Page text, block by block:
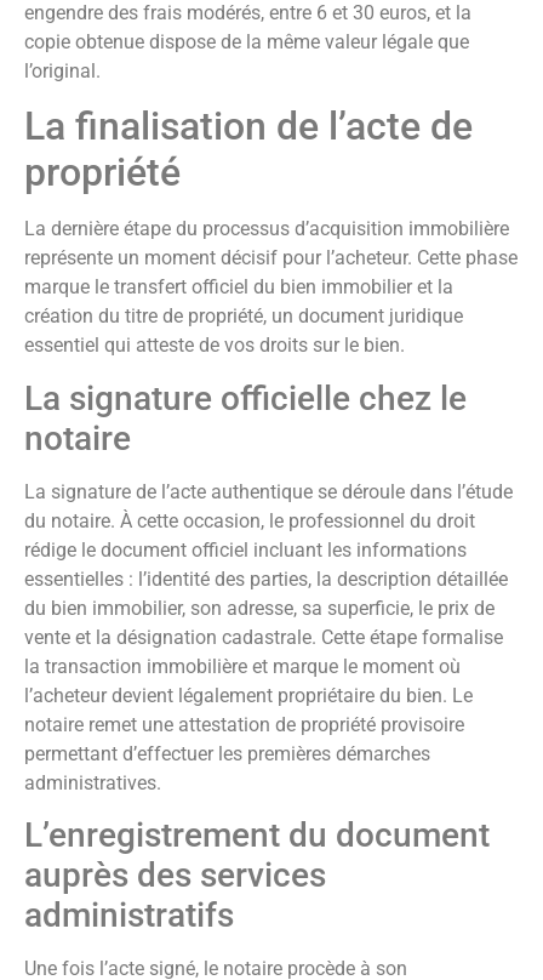
engendre des frais modérés, entre 6 et 30 euros, et la
copie obtenue dispose de la même valeur légale que
l’original.
La finalisation de l’acte de
propriété
La dernière étape du processus d’acquisition immobilière
représente un moment décisif pour l’acheteur. Cette phase
marque le transfert officiel du bien immobilier et la
création du titre de propriété, un document juridique
essentiel qui atteste de vos droits sur le bien.
La signature officielle chez le
notaire
La signature de l’acte authentique se déroule dans l’étude
du notaire. À cette occasion, le professionnel du droit
rédige le document officiel incluant les informations
essentielles : l’identité des parties, la description détaillée
du bien immobilier, son adresse, sa superficie, le prix de
vente et la désignation cadastrale. Cette étape formalise
la transaction immobilière et marque le moment où
l’acheteur devient légalement propriétaire du bien. Le
notaire remet une attestation de propriété provisoire
permettant d’effectuer les premières démarches
administratives.
L’enregistrement du document
auprès des services
administratifs
Une fois l’acte signé, le notaire procède à son